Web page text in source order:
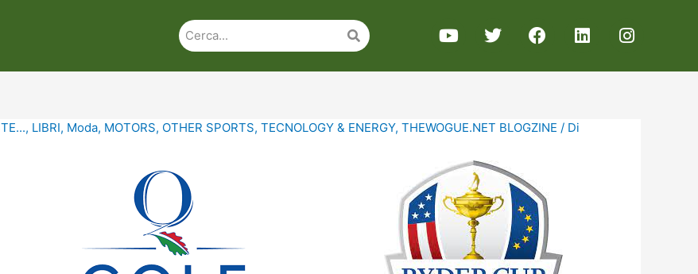
, LIBRI, Moda, MOTORS, OTHER SPORTS, TECNOLOGY & ENERGY, THEWOGUE.NET BLOGZINE / Di